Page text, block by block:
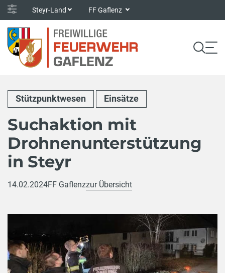
Steyr-Land FF Gaflenz
Stützpunktwesen Einsätze
Suchaktion mit
Drohnenunterstützung
in Steyr
14.02.2024FF Gaflenzzur Übersicht